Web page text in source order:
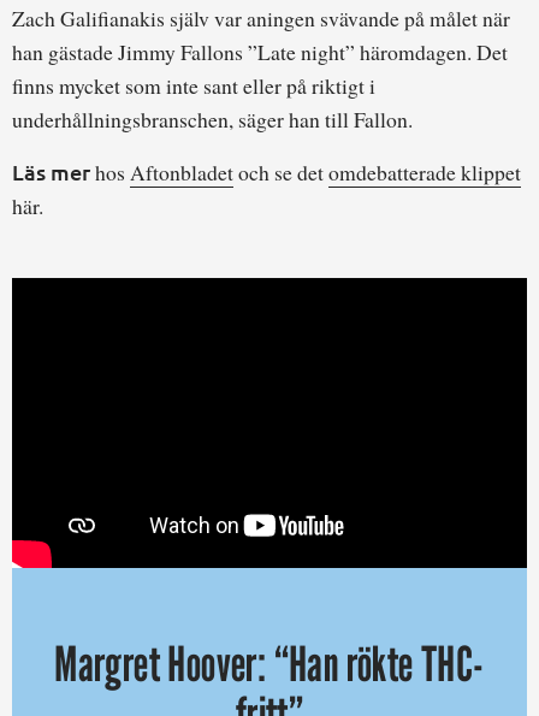
Zach Galifianakis själv var aningen svävande på målet när
han gästade Jimmy Fallons ”Late night” häromdagen. Det
finns mycket som inte sant eller på riktigt i
underhållningsbranschen, säger han till Fallon.
Läs merhos Aftonbladetoch se detomdebatterade klippet
här.
Margret Hoover: “Han rökte THC-